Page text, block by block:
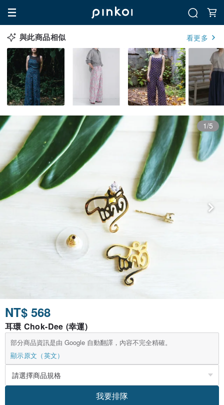
與此商品相似 看更多
1/5
NT$ 568
耳環 Chok-Dee (幸運)
部分商品資訊是由 Google 自動翻譯，內容不完全精確。
顯示原文（英文）
我要排隊